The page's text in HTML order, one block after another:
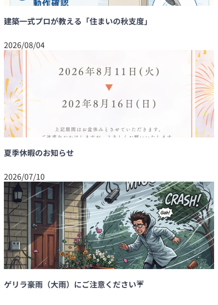
建築一式プロが教える「住まいの秋支度」
2026/08/04
夏季休暇のお知らせ
2026/07/10
ゲリラ豪雨（大雨）にご注意ください☔